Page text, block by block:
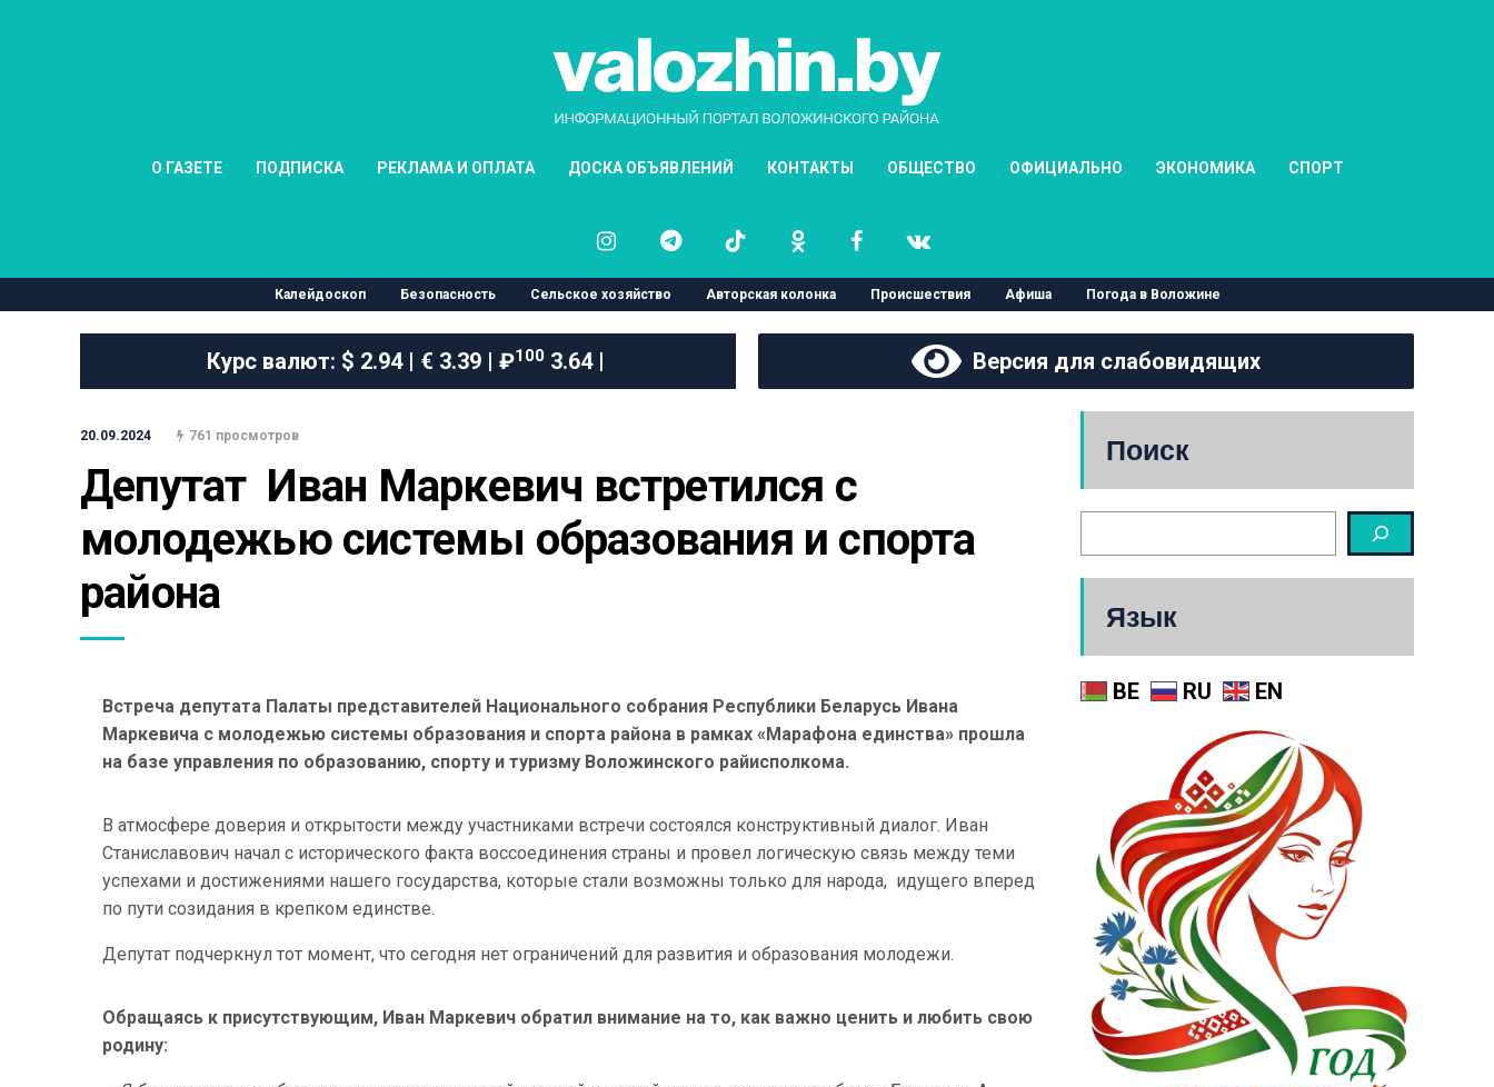
О ГАЗЕТЕ ПОДПИСКА РЕКЛАМА И ОПЛАТА ДОСКА ОБЪЯВЛЕНИЙ КОНТАКТЫ ОБЩЕСТВО ОФИЦИАЛЬНО ЭКОНОМИКА СПОРТ
Калейдоскоп Безопасность Сельское хозяйство Авторская колонка Происшествия Афиша Погода в Воложине
Курс валют: $ 2.94 | € 3.39 | ₽1003.64 | Версия для слабовидящих
20.09.2024 761 просмотров
Депутат  Иван Маркевич встретился с
молодежью системы образования и спорта
района
Встреча депутата Палаты представителей Национального собрания Республики Беларусь Ивана
Маркевича с молодежью системы образования и спорта района в рамках «Марафона единства» прошла
на базе управления по образованию, спорту и туризму Воложинского райисполкома.
В атмосфере доверия и открытости между участниками встречи состоялся конструктивный диалог. Иван
Станиславович начал с исторического факта воссоединения страны и провел логическую связь между теми
успехами и достижениями нашего государства, которые стали возможны только для народа, идущего вперед
по пути созидания в крепком единстве.
Депутат подчеркнул тот момент, что сегодня нет ограничений для развития и образования молодежи.
Обращаясь к присутствующим, Иван Маркевич обратил внимание на то, как важно ценить и любить свою
родину:
Поиск
Язык
BE RU EN